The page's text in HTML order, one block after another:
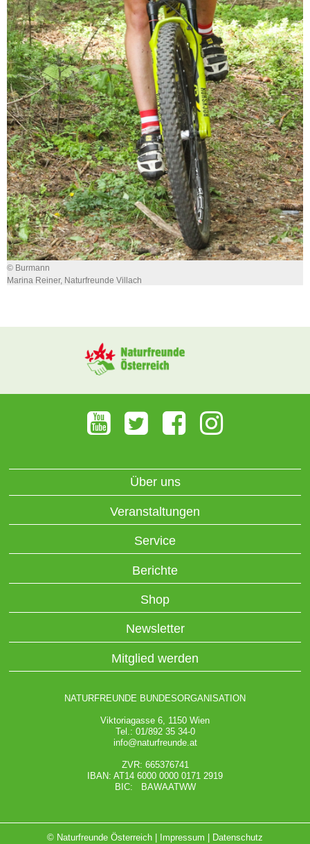
© Burmann
Marina Reiner, Naturfreunde Villach
Über uns
Veranstaltungen
Service
Berichte
Shop
Newsletter
Mitglied werden
NATURFREUNDE BUNDESORGANISATION
Viktoriagasse 6, 1150 Wien
Tel.: 01/892 35 34-0
info@naturfreunde.at
ZVR: 665376741
IBAN: AT14 6000 0000 0171 2919
BIC: BAWAATWW
© Naturfreunde Österreich | Impressum Datenschutz